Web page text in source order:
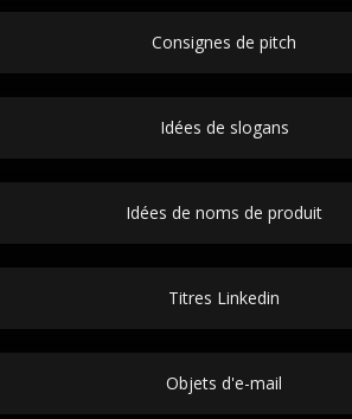
Consignes de pitch
Idées de slogans
Idées de noms de produit
Titres Linkedin
Objets d'e-mail